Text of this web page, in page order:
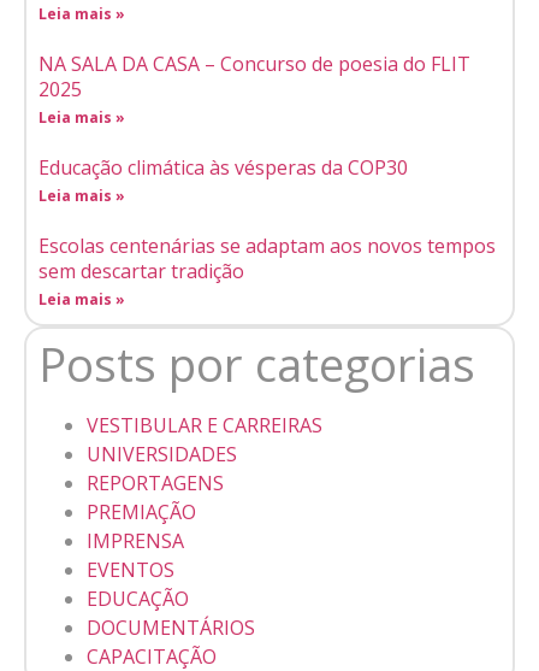
Leia mais »
NA SALA DA CASA – Concurso de poesia do FLIT
2025
Leia mais »
Educação climática às vésperas da COP30
Leia mais »
Escolas centenárias se adaptam aos novos tempos
sem descartar tradição
Leia mais »
Posts por categorias
VESTIBULAR E CARREIRAS
UNIVERSIDADES
REPORTAGENS
PREMIAÇÃO
IMPRENSA
EVENTOS
EDUCAÇÃO
DOCUMENTÁRIOS
CAPACITAÇÃO